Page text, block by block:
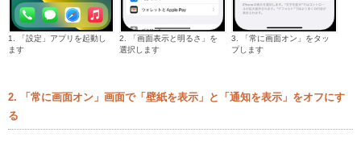
1. 「設定」アプリを起動し
ます
2. 「画面表示と明るさ」を
選択します
3. 「常に画面オン」をタッ
プします
2. 「常に画面オン」画面で「壁紙を表示」と「通知を表示」をオフにす
る